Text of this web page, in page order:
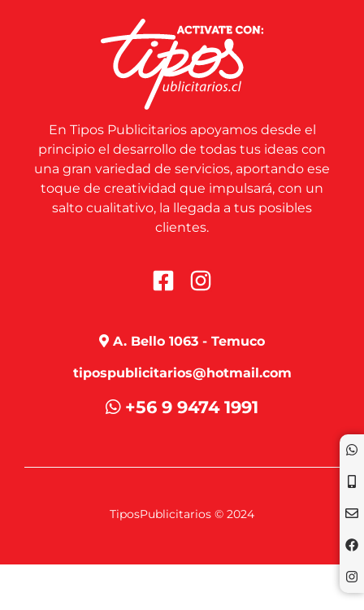
En Tipos Publicitarios apoyamos desde el
principio el desarrollo de todas tus ideas con
una gran variedad de servicios, aportando ese
toque de creatividad que impulsará, con un
salto cualitativo, la llegada a tus posibles
clientes.
A. Bello 1063 - Temuco
tipospublicitarios@hotmail.com
+56 9 9474 1991
TiposPublicitarios © 2024